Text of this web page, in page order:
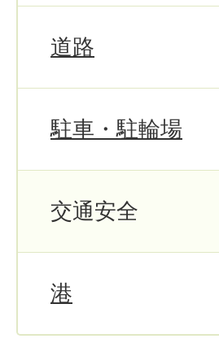
道路
駐車・駐輪場
交通安全
港